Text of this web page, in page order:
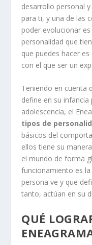
desarrollo personal
para ti, y una de las
poder evolucionar
personalidad que
que puedes hacer
con el que ser un
Teniendo en cuenta
define en su
adolescencia, el
tipos de
básicos del
ellos tiene su
el mundo de forma
funcionamiento es
persona ve y que
tanto, actúan en su
QUÉ